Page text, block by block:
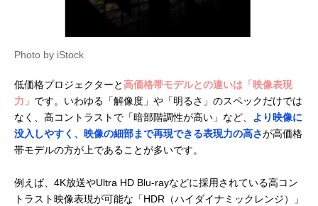
Photo by iStock
低価格プロジェクターと高価格帯モデルとの違いは「映像表現
力」 です。いわゆる「解像度」や「明るさ」のスペックだけでは
なく、高コントラストで「暗部階調性が高い」など、
より映像に
没入しやすく、映像の細部まで再現できる表現力の高さが高価格
帯モデルの方が上であることが多いです。
例えば、4K放送やUltra HD Blu-rayなどに採用されている高コン
トラスト映像表現が可能な「HDR（ハイダイナミックレンジ）」